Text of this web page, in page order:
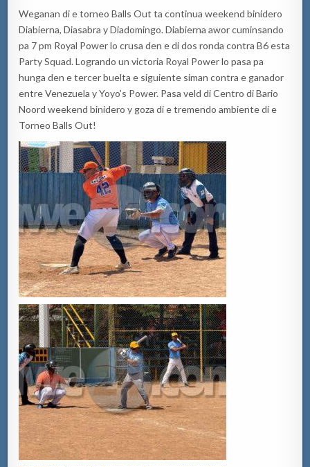
Weganan di e torneo Balls Out ta continua weekend binidero
Diabierna, Diasabra y Diadomingo. Diabierna awor cuminsando
pa 7 pm Royal Power lo crusa den e di dos ronda contra B6 esta
Party Squad. Logrando un victoria Royal Power lo pasa pa
hunga den e tercer buelta e siguiente siman contra e ganador
entre Venezuela y Yoyo’s Power. Pasa veld di Centro di Bario
Noord weekend binidero y goza di e tremendo ambiente di e
Torneo Balls Out!